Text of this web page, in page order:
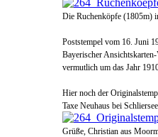
Die Ruchenköpfe (1805m)
Poststempel vom 16. Juni
Bayerischer Ansichtskarten-
vermutlich um das Jahr
Hier noch der Originalste
Taxe Neuhaus bei Schliers
Grüße, Christian aus